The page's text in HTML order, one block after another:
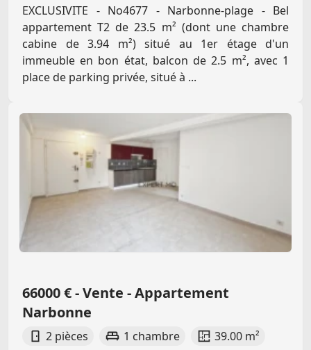
EXCLUSIVITE - No4677 - Narbonne-plage - Bel
appartement T2 de 23.5 m² (dont une chambre
cabine de 3.94 m²) situé au 1er étage d'un
immeuble en bon état, balcon de 2.5 m², avec 1
place de parking privée, situé à ...
66000 € - Vente - Appartement
Narbonne
2 pièces 1 chambre 39.00 m²